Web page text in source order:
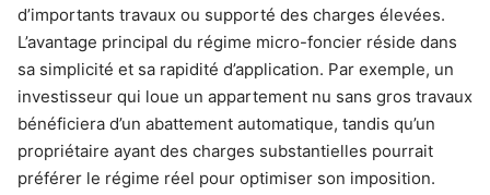
d’importants travaux ou supporté des charges élevées.
L’avantage principal du régime micro-foncier réside dans
sa simplicité et sa rapidité d’application. Par exemple, un
investisseur qui loue un appartement nu sans gros travaux
bénéficiera d’un abattement automatique, tandis qu’un
propriétaire ayant des charges substantielles pourrait
préférer le régime réel pour optimiser son imposition.